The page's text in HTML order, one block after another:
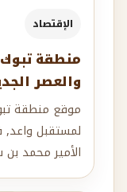
الإقتصاد
منطقة
والعصر
موقع منطقة
لمستقبل واعد,
الأمير محمد